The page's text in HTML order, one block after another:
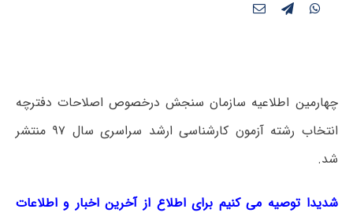
چهارمین اطلاعیه سازمان سنجش درخصوص اصلاحات دفترچه
انتخاب رشته آزمون کارشناسی ارشد سراسری سال ۹۷ منتشر
شد.
شدیدا توصیه می کنیم برای اطلاع از آخرین اخبار و اطلاعات